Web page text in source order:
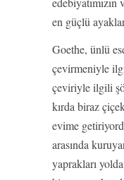
en güçlü
Goethe, ünlü
çevirmeniyle
çeviriyle ilgili
kırda biraz
evime
arasında
yaprakları